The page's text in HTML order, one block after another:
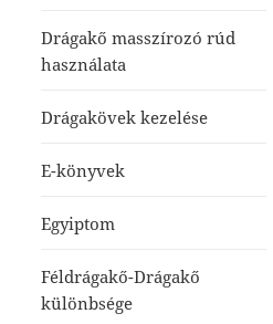
Drágakő masszírozó rúd
használata
Drágakövek kezelése
E-könyvek
Egyiptom
Féldrágakő-Drágakő
különbsége